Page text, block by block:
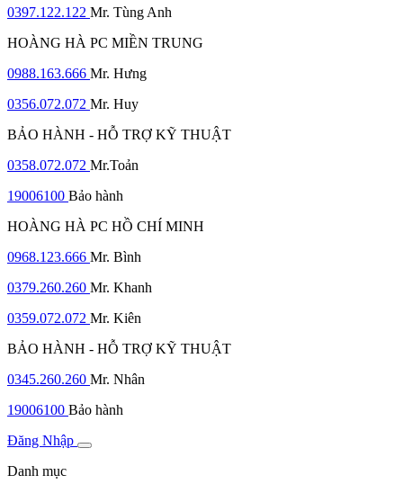
0397.122.122 Mr. Tùng Anh
HOÀNG HÀ PC MIỀN TRUNG
0988.163.666 Mr. Hưng
0356.072.072 Mr. Huy
BẢO HÀNH - HỖ TRỢ KỸ THUẬT
0358.072.072 Mr.Toản
19006100 Bảo hành
HOÀNG HÀ PC HỒ CHÍ MINH
0968.123.666 Mr. Bình
0379.260.260 Mr. Khanh
0359.072.072 Mr. Kiên
BẢO HÀNH - HỖ TRỢ KỸ THUẬT
0345.260.260 Mr. Nhân
19006100 Bảo hành
Đăng Nhập
Danh mục